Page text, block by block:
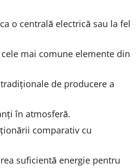
o centrală electrică sau la fel
mai comune elemente din
de producere a
în atmosferă.
comparativ cu
suficientă energie pentru